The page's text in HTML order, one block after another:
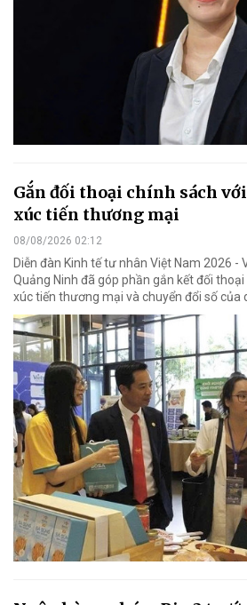
Gắn đối thoại chính sách
xúc tiến thương mại
08/08/2026 02:12
Diễn đàn Kinh tế tư nhân Việt Nam 2026 -
Quảng Ninh đã góp phần gắn kết đối
xúc tiến thương mại và chuyển đổi số của